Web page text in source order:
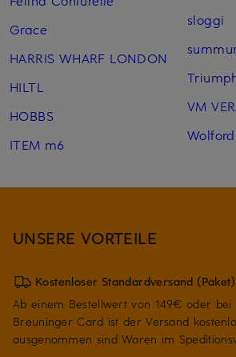
Grace
HARRIS WHARF LONDON
HILTL
HOBBS
ITEM m6
sloggi
VM
Wolford
UNSERE VORTEILE
Kostenloser Standardversand
Ab einem Bestellwert von 149€ oder
Breuninger Card ist der Versand
ausgenommen sind Waren im